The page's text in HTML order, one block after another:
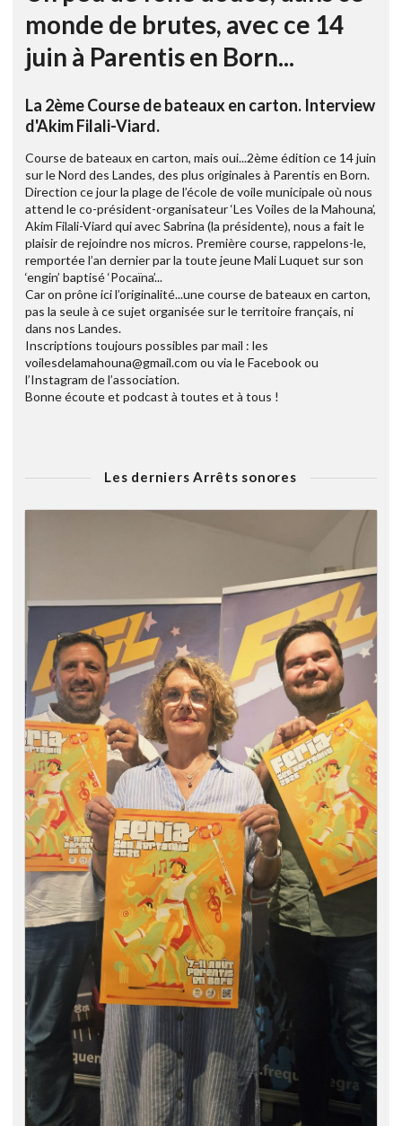
monde de brutes, avec ce 14
juin à Parentis en Born...
La 2ème Course de bateaux en carton. Interview
d'Akim Filali-Viard.
Course de bateaux en carton, mais oui...2ème édition ce 14 juin
sur le Nord des Landes, des plus originales à Parentis en Born.
Direction ce jour la plage de l’école de voile municipale où nous
attend le co-président-organisateur ‘Les Voiles de la Mahouna’,
Akim Filali-Viard qui avec Sabrina (la présidente), nous a fait le
plaisir de rejoindre nos micros. Première course, rappelons-le,
remportée l’an dernier par la toute jeune Mali Luquet sur son
‘engin’ baptisé ‘Pocaïna’...
Car on prône ici l’originalité...une course de bateaux en carton,
pas la seule à ce sujet organisée sur le territoire français, ni
dans nos Landes.
Inscriptions toujours possibles par mail : les
voilesdelamahouna@gmail.com ou via le Facebook ou
l’Instagram de l’association.
Bonne écoute et podcast à toutes et à tous !
Les derniers Arrêts sonores